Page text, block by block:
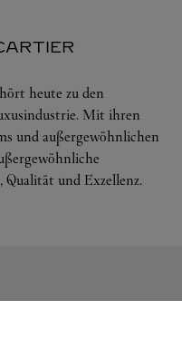
heute zu den
Mit ihren
und außergewöhnlichen
und Exzellenz.